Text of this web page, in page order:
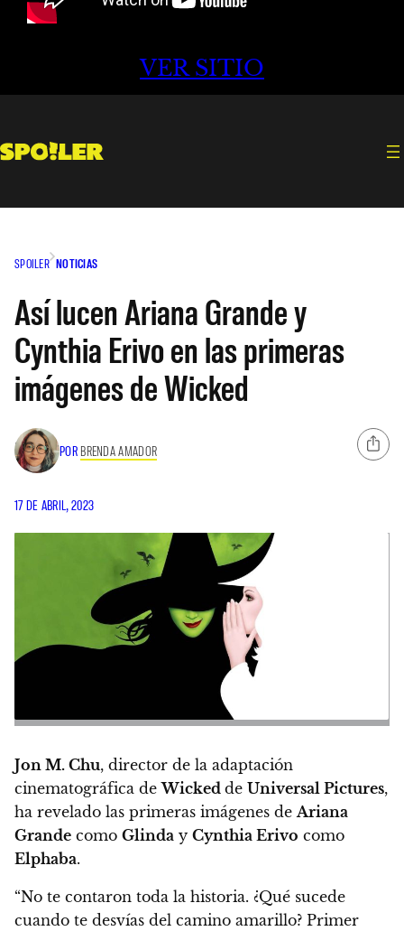
VER SITIO
SPOILER NOTICIAS
Así lucen Ariana Grande y
Cynthia Erivo en las primeras
imágenes de Wicked
POR BRENDA AMADOR
17 DE ABRIL, 2023
Jon M. Chu, director de la adaptación
cinematográfica deWicked de Universal Pictures,
ha revelado las primeras imágenes deAriana
Grande como Glinda y Cynthia Erivo como
Elphaba.
“No te contaron toda la historia. ¿Qué sucede
cuando te desvías del camino amarillo? Primer